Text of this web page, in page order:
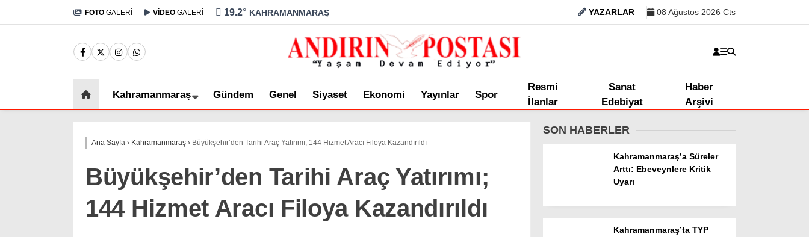
FOTO GALERİ VİDEO GALERİ 19.2° KAHRAMANMARAŞ YAZARLAR 08 Ağustos 2026 Cts
Kahramanmaraş Gündem Genel Siyaset Ekonomi Yayınlar Spor
Resmi
İlanlar
Sanat
Edebiyat
Haber
Arşivi
Ana Sayfa › Kahramanmaraş › Büyükşehir’den Tarihi Araç Yatırımı; 144 Hizmet Aracı Filoya Kazandırıldı
Büyükşehir’den Tarihi Araç Yatırımı;
144 Hizmet Aracı Filoya Kazandırıldı
SON HABERLER
Kahramanmaraş’a Süreler
Arttı: Ebeveynlere Kritik
Uyarı
Kahramanmaraş’ta TYP